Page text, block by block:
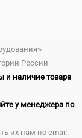
России.
и наличие товара
у менеджера по
их нам по email: